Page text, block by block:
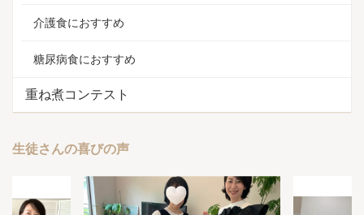
介護食におすすめ
糖尿病食におすすめ
重ね煮コンテスト
生徒さんの喜びの声